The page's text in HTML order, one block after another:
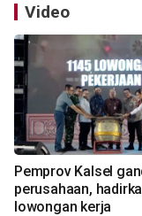
Video
Pemprov Kalsel
perusahaan,
lowongan kerja